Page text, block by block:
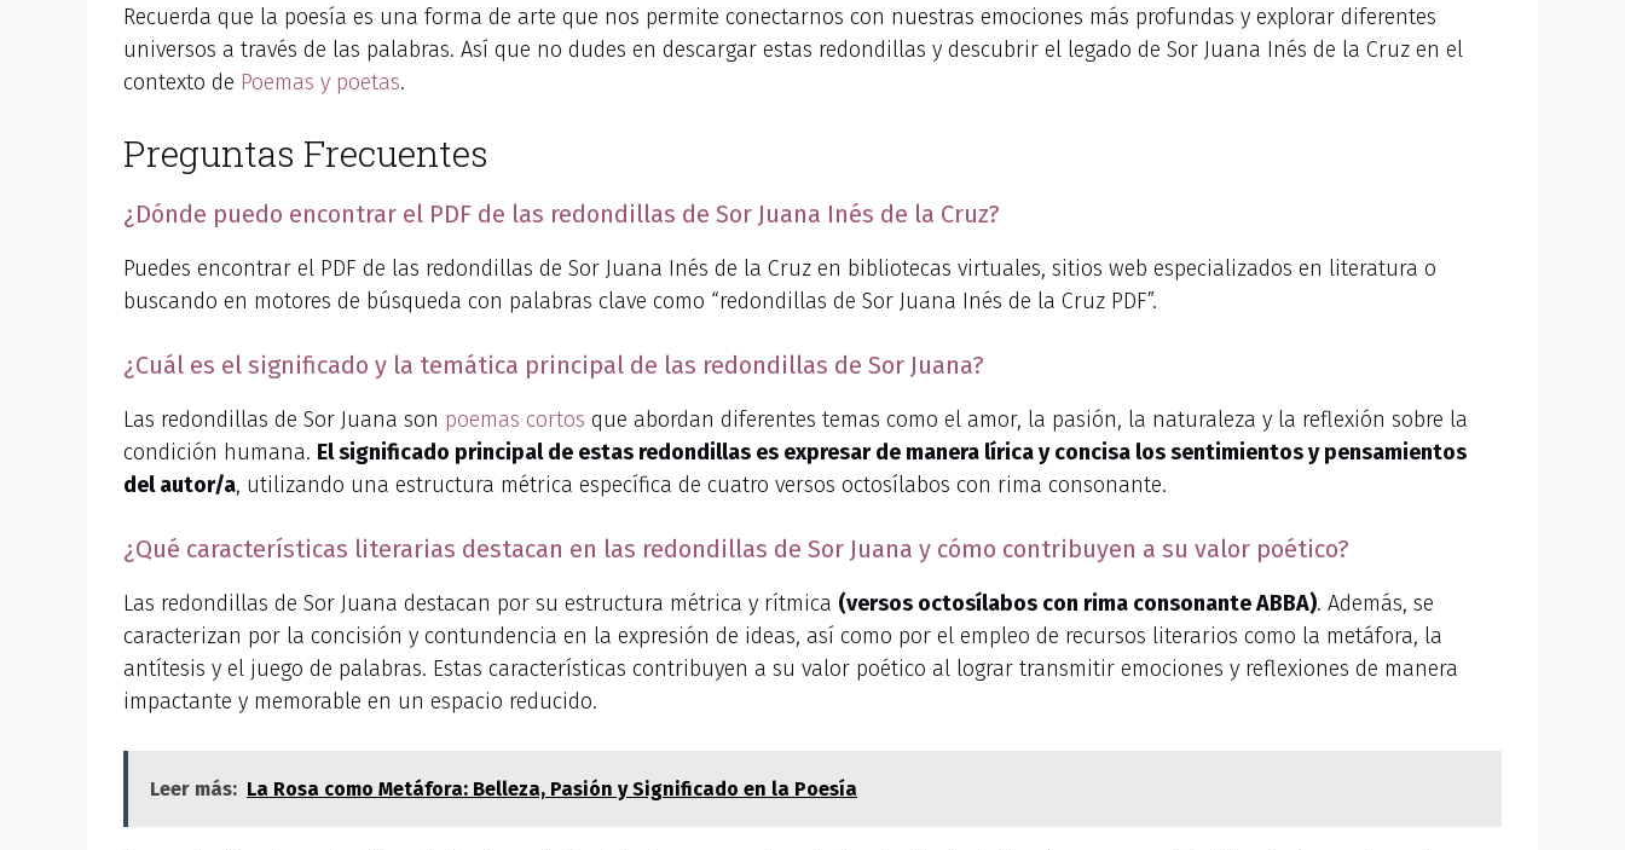
Recuerda que la poesía es una forma de arte que nos permite conectarnos con nuestras emociones más profundas y explorar diferentes
universos a través de las palabras. Así que no dudes en descargar estas redondillas y descubrir el legado de Sor Juana Inés de la Cruz en el
contexto de Poemas y poetas.
Preguntas Frecuentes
¿Dónde puedo encontrar el PDF de las redondillas de Sor Juana Inés de la Cruz?
Puedes encontrar el PDF de las redondillas de Sor Juana Inés de la Cruz en bibliotecas virtuales, sitios web especializados en literatura o
buscando en motores de búsqueda con palabras clave como “redondillas de Sor Juana Inés de la Cruz PDF”.
¿Cuál es el significado y la temática principal de las redondillas de Sor Juana?
Las redondillas de Sor Juana son poemas cortos que abordan diferentes temas como el amor, la pasión, la naturaleza y la reflexión sobre la
condición humana. El significado principal de estas redondillas es expresar de manera lírica y concisa los sentimientos y pensamientos
del autor/a, utilizando una estructura métrica específica de cuatro versos octosílabos con rima consonante.
¿Qué características literarias destacan en las redondillas de Sor Juana y cómo contribuyen a su valor poético?
Las redondillas de Sor Juana destacan por su estructura métrica y rítmica (versos octosílabos con rima consonante ABBA). Además, se
caracterizan por la concisión y contundencia en la expresión de ideas, así como por el empleo de recursos literarios como la metáfora, la
antítesis y el juego de palabras. Estas características contribuyen a su valor poético al lograr transmitir emociones y reflexiones de manera
impactante y memorable en un espacio reducido.
Leer más: La Rosa como Metáfora: Belleza, Pasión y Significado en la Poesía